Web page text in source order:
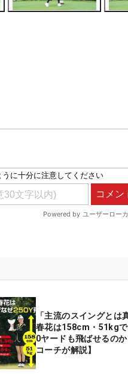
「主流のスイングとは
春花は158cm・51kg
0ヤードも飛ばせるの
コーチが解説】